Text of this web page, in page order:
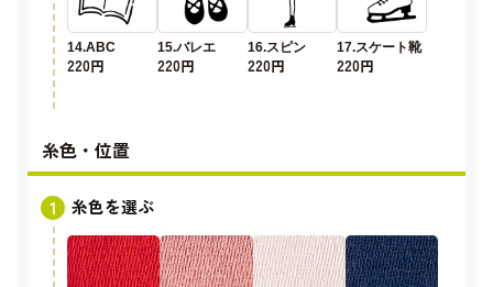
14.ABC
220円
15.バレエ
220円
16.スピン
220円
17.スケート靴
220円
糸色・位置
糸色を選ぶ